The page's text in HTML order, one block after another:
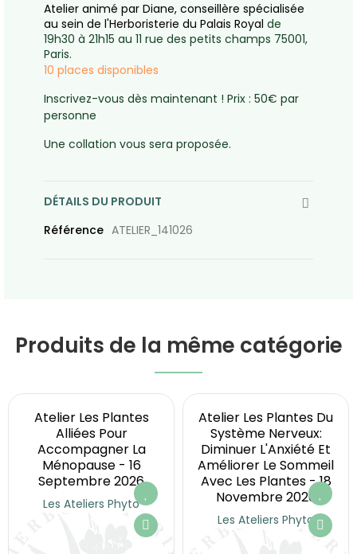
Atelier animé par Diane, conseillère spécialisée
au sein de l'Herboristerie du Palais Royal de
19h30 à 21h15 au 11 rue des petits champs 75001,
Paris.
10 places disponibles
Inscrivez-vous dès maintenant ! Prix : 50€ par
personne
Une collation vous sera proposée.
DÉTAILS DU PRODUIT
Référence ATELIER_141026
Produits de la même catégorie
Atelier Les Plantes
Alliées Pour
Accompagner La
Ménopause - 16
Septembre 2026
Les Ateliers Phyto
Atelier Les Plantes Du
Système Nerveux:
Diminuer L'Anxiété Et
Améliorer Le Sommeil
Avec Les Plantes - 18
Novembre 2026
Les Ateliers Phyto